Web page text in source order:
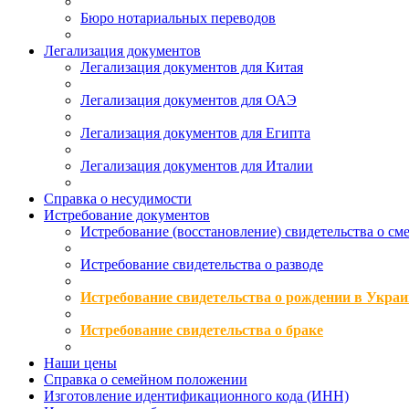
Бюро нотариальных переводов
Легализация документов
Легализация документов для Китая
Легализация документов для ОАЭ
Легализация документов для Египта
Легализация документов для Италии
Справка о несудимости
Истребование документов
Истребование (восстановление) свидетельства о
Истребование свидетельства о разводе
Истребование свидетельства о рождении в
Истребование свидетельства о браке
Наши цены
Справка о семейном положении
Изготовление идентификационного кода (ИНН)